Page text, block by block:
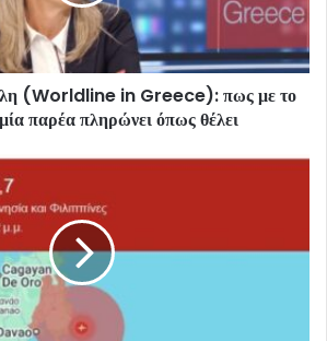
(Worldline in Greece): πως με το
παρέα πληρώνει όπως θέλει